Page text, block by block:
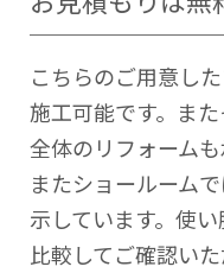
こちらのご用意し
施工可能です。ま
全体のリフォームも
またショールーム
示しています。使
比較してご確認い